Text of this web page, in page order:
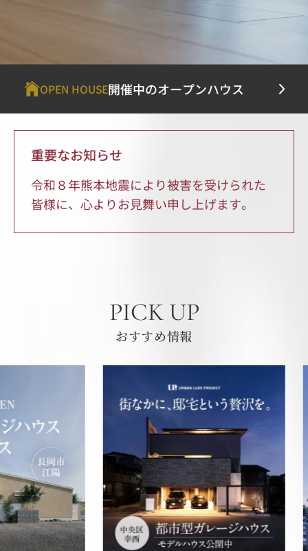
OPEN HOUSE開催中のオープンハウス
重要なお知らせ
令和８年熊本地震により被害を受けられた
皆様に、心よりお見舞い申し上げます。
PICK UP
おすすめ情報